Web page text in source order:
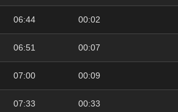
06:44 00:02
06:51 00:07
07:00 00:09
07:33 00:33